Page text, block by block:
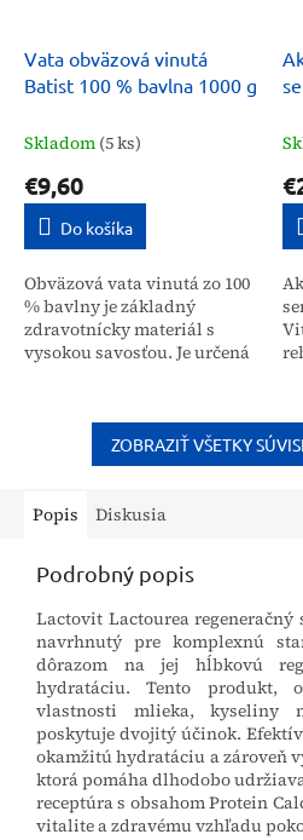
Vata obväzová vinutá
Batist 100 % bavlna 1000 g
Skladom (5 ks)
€9,60
Do košíka
Obväzová vata vinutá zo 100
% bavlny je základný
zdravotnícky materiál s
vysokou savosťou. Je určená
podklad pod sadrové
ZOBRAZIŤ VŠETKY
Popis Diskusia
Podrobný popis
Lactovit Lactourea regeneračný
navrhnutý pre komplexnú
dôrazom na jej hĺbkovú
hydratáciu. Tento produkt,
vlastnosti mlieka, kyseliny
poskytuje dvojitý účinok.
okamžitú hydratáciu a zároveň
ktorá pomáha dlhodobo
receptúra s obsahom Protein
vitalite a zdravému vzhľadu